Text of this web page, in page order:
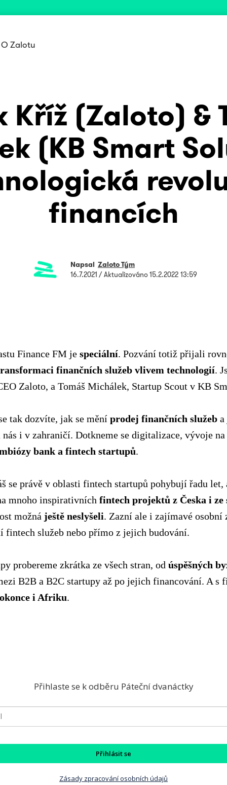
O Zalotu
Kříž (Zaloto) &
(KB Smart
financích
Napsal Zaloto Tým
16.7.2021 / Aktualizováno15.2.2022 13:59
Finance FM je speciální. Pozvání totiž přijali
finančních služeb vlivem technologií.
Zaloto, a Tomáš Michálek, Startup Scout v KB
tak dozvíte, jak se mění prodej finančních služeb a
nás i v zahraničí. Dotkneme se digitalizace, vývoje
bank a fintech startupů.
se právě v oblasti fintech startupů pohybují řadu let,
mnoho inspirativních fintech projektů z Česka i ze
možná ještě neslyšeli. Zazní ale i zajímavé osobní
fintech služeb nebo přímo z jejich budování.
probereme zkrátka ze všech stran, od úspěšných
B2B a B2C startupy až po jejich financování. A s
i Afriku.
Přihlaste se k odběru Páteční dvanáctky
Přihlásit se
Zásady zpracování osobních údajů